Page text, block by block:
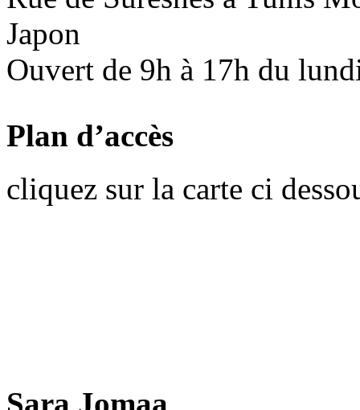
Japon
Ouvert de 9h à 17h du
Plan d’accès
cliquez sur la carte ci
Sara Jomaa